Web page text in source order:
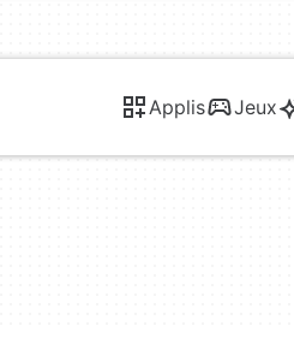
Applis Jeux